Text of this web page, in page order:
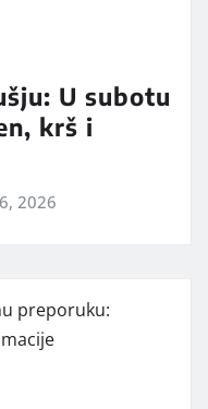
U subotu
krš i
2026